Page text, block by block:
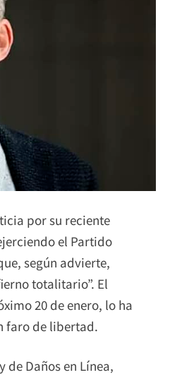
por su reciente
el Partido
según advierte,
totalitario”. El
20 de enero, lo ha
faro de libertad.
de Daños en Línea,